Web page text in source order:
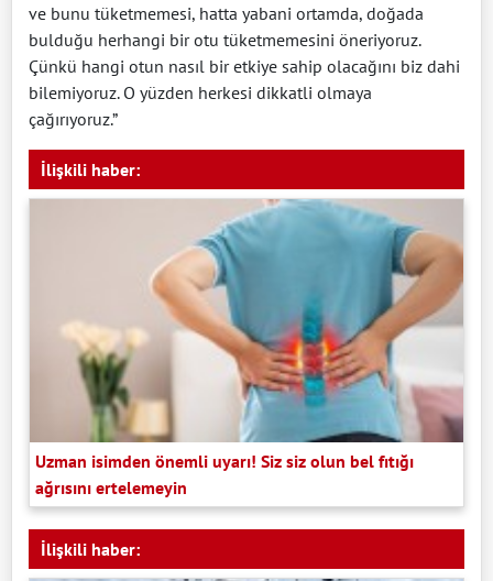
ve bunu tüketmemesi, hatta yabani ortamda, doğada
bulduğu herhangi bir otu tüketmemesini öneriyoruz.
Çünkü hangi otun nasıl bir etkiye sahip olacağını biz dahi
bilemiyoruz. O yüzden herkesi dikkatli olmaya
çağırıyoruz.”
İlişkili haber:
Uzman isimden önemli uyarı! Siz siz olun bel fıtığı
ağrısını ertelemeyin
İlişkili haber: